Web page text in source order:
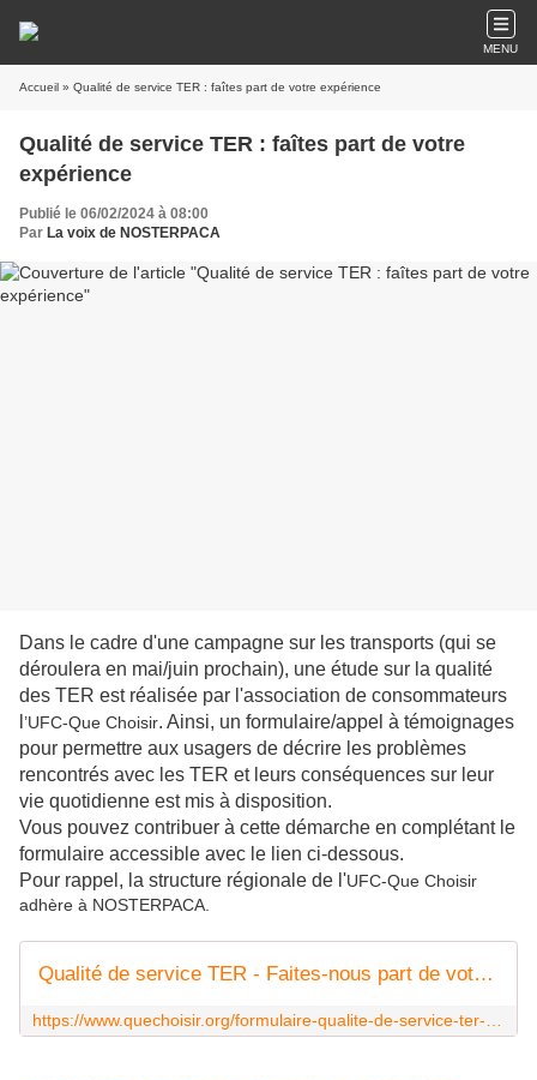
MENU
Accueil » Qualité de service TER : faîtes part de votre expérience
Qualité de service TER : faîtes part de votre
expérience
Publié le 06/02/2024 à 08:00
Par La voix de NOSTERPACA
Dans le cadre d'une campagne sur les transports (qui se
déroulera en mai/juin prochain), une étude sur la qualité
des TER est réalisée par l'association de consommateurs
’UFC-Que Choisir. Ainsi, un formulaire/appel à témoignages
pour permettre aux usagers de décrire les problèmes
rencontrés avec les TER et leurs conséquences sur leur
vie quotidienne est mis à disposition.
Vous pouvez contribuer à cette démarche en complétant le
formulaire accessible avec le lien ci-dessous.
Pour rappel, la structure régionale de l'UFC-Que Choisir
adhère à NOSTERPACA.
Qualité de service TER - Faites-nous part de votre expérience - Lettre type - UFC-Que Choisir